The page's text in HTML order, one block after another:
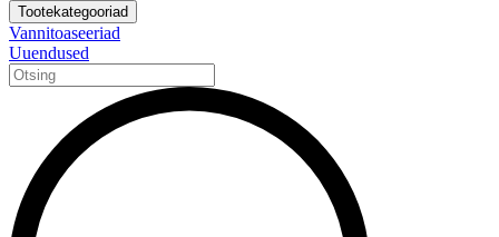
Tootekategooriad
Vannitoaseeriad
Uuendused